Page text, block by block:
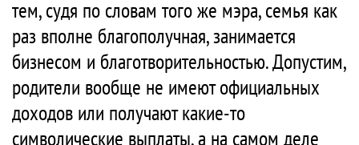
тем, судя по словам того же мэра, семья как
раз вполне благополучная, занимается
бизнесом и благотворительностью. Допустим,
родители вообще не имеют официальных
доходов или получают какие-то
символические выплаты, а на самом деле